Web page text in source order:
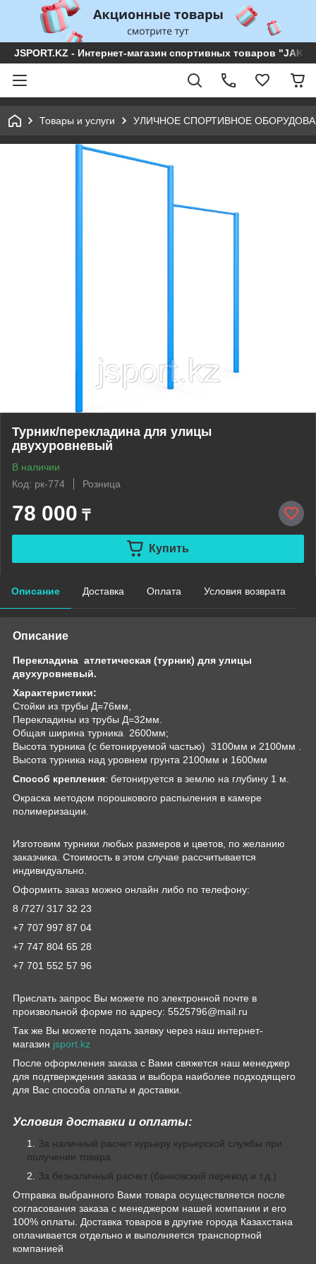
JSPORT.KZ - Интернет-магазин спортивных товаров
Товары и услуги УЛИЧНОЕ СПОРТИВНОЕ
Турник/перекладина для улицы
двухуровневый
В наличии
Код: рк-774
Розница
78 000 ₸
Купить
Описание Доставка Оплата Условия возврата
Описание
Перекладина атлетическая (турник) для улицы
двухуровневый.
Характеристики:
Стойки из трубы Д=76мм,
Перекладины из трубы Д=32мм.
Общая ширина турника 2600мм;
Высота турника (с бетонируемой частью) 3100мм и 2100мм .
Высота турника над уровнем грунта 2100мм и 1600мм
Способ крепления: бетонируется в землю на глубину 1 м.
Окраска методом порошкового распыления в камере
полимеризации.
Изготовим турники любых размеров и цветов, по желанию
заказчика. Стоимость в этом случае рассчитывается
индивидуально.
Оформить заказ можно онлайн либо по телефону:
8 /727/ 317 32 23
+7 707 997 87 04
+7 747 804 65 28
+7 701 552 57 96
Прислать запрос Вы можете по электронной почте в
произвольной форме по адресу: 5525796@mail.ru
Так же Вы можете подать заявку через наш интернет-
магазин jsport.kz
После оформления заказа с Вами свяжется наш менеджер
для подтверждения заказа и выбора наиболее подходящего
для Вас способа оплаты и доставки.
Условия доставки и оплаты:
За наличный расчет курьеру курьерской службы при
получении товара.
За безналичный расчет (банковский перевод и т.д.)
Отправка выбранного Вами товара осуществляется после
согласования заказа с менеджером нашей компании и его
100% оплаты. Доставка товаров в другие города Казахстана
оплачивается отдельно и выполняется транспортной
компанией